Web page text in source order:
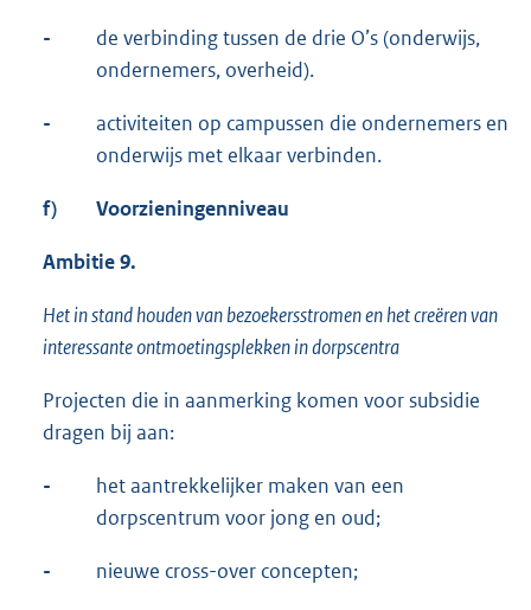
-
de verbinding tussen de drie O’s (onderwijs,
ondernemers, overheid).
-
activiteiten op campussen die ondernemers en
onderwijs met elkaar verbinden.
f) Voorzieningenniveau
Ambitie 9.
Het in stand houden van bezoekersstromen en het creëren van
interessante ontmoetingsplekken in dorpscentra
Projecten die in aanmerking komen voor subsidie
dragen bij aan:
-
het aantrekkelijker maken van een
dorpscentrum voor jong en oud;
- nieuwe cross-over concepten;